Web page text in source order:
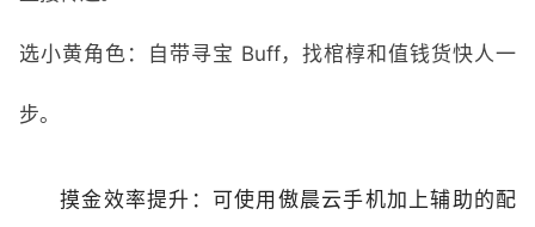
选小黄角色：自带寻宝 Buff，找棺椁和值钱货快人一
步。
摸金效率提升：可使用傲晨云手机加上辅助的配